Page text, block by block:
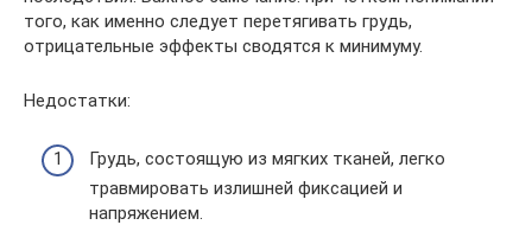
того, как именно следует перетягивать грудь,
отрицательные эффекты сводятся к минимуму.
Недостатки:
Грудь, состоящую из мягких тканей, легко
травмировать излишней фиксацией и
напряжением.